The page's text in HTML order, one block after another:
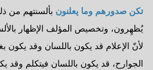
تكن صدورهم وما يعلنون بألسنتهم من
يُظهِرون، وتخصيص المؤلف الإظهار
لأنّ الإعلام قد يكون باللسان وقد يكون
الجوارح، قد يكون باللسان فيتكلم وقد